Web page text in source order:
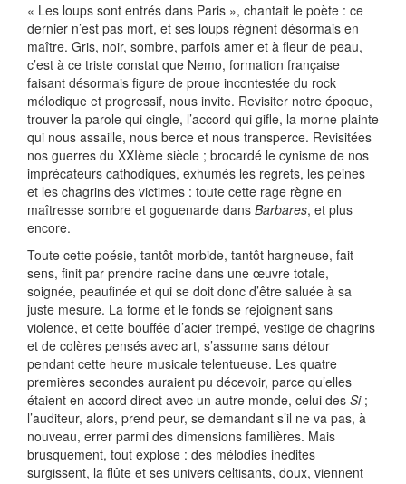
« Les loups sont entrés dans Paris », chantait le poète : ce
dernier n’est pas mort, et ses loups règnent désormais en
maître. Gris, noir, sombre, parfois amer et à fleur de peau,
c’est à ce triste constat que Nemo, formation française
faisant désormais figure de proue incontestée du rock
mélodique et progressif, nous invite. Revisiter notre époque,
trouver la parole qui cingle, l’accord qui gifle, la morne plainte
qui nous assaille, nous berce et nous transperce. Revisitées
nos guerres du XXIème siècle ; brocardé le cynisme de nos
imprécateurs cathodiques, exhumés les regrets, les peines
et les chagrins des victimes : toute cette rage règne en
maîtresse sombre et goguenarde dans Barbares, et plus
encore.
Toute cette poésie, tantôt morbide, tantôt hargneuse, fait
sens, finit par prendre racine dans une œuvre totale,
soignée, peaufinée et qui se doit donc d’être saluée à sa
juste mesure. La forme et le fonds se rejoignent sans
violence, et cette bouffée d’acier trempé, vestige de chagrins
et de colères pensés avec art, s’assume sans détour
pendant cette heure musicale telentueuse. Les quatre
premières secondes auraient pu décevoir, parce qu’elles
étaient en accord direct avec un autre monde, celui des Si;
l’auditeur, alors, prend peur, se demandant s’il ne va pas, à
nouveau, errer parmi des dimensions familières. Mais
brusquement, tout explose : des mélodies inédites
surgissent, la flûte et ses univers celtisants, doux, viennent